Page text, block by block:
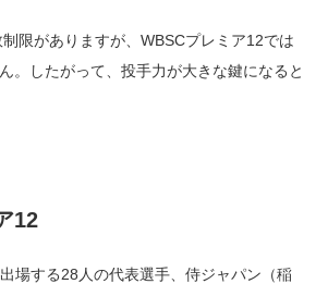
限がありますが、WBSCプレミア12では
。したがって、投手力が大きな鍵になると
12
場する28人の代表選手、侍ジャパン（稲